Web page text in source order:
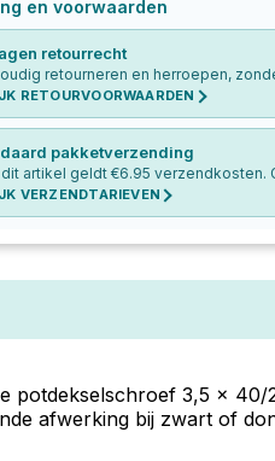
en voorwaarden
retourrecht
retourneren en herroepen,
RETOURVOORWAARDEN
pakketverzending
dit artikel geldt €6.95 verzendkosten.
VERZENDTARIEVEN
potdekselschroef 3,5 x 40/
afwerking bij zwart of